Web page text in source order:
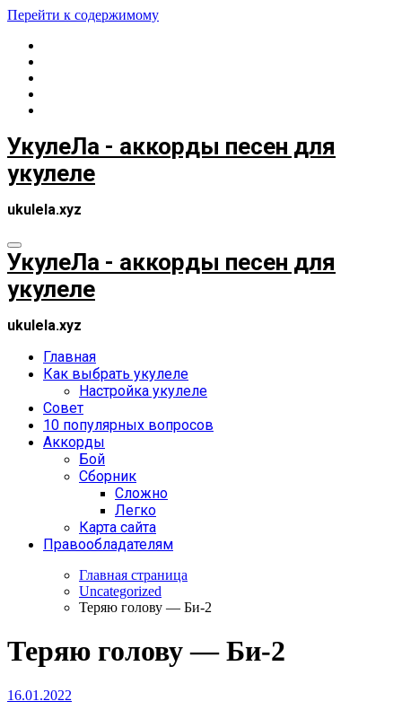
Перейти к содержимому
УкулеЛа - аккорды песен для
укулеле
ukulela.xyz
УкулеЛа - аккорды песен для
укулеле
ukulela.xyz
Главная
Как выбрать укулеле
Настройка укулеле
Совет
10 популярных вопросов
Аккорды
Бой
Сборник
Сложно
Легко
Карта сайта
Правообладателям
Главная страница
Uncategorized
Теряю голову — Би-2
Теряю голову — Би-2
16.01.2022